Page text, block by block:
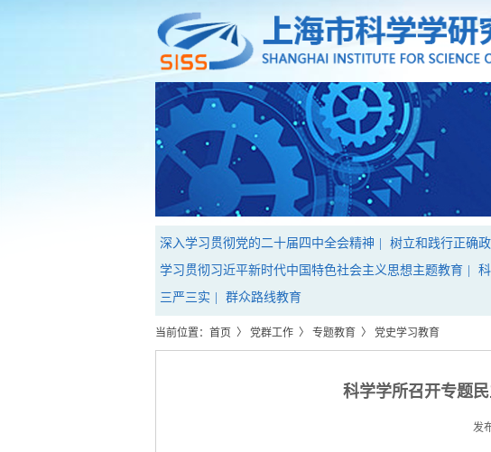
深入学习贯彻党的二十届四中全会精神 树立和践行正确
学习贯彻习近平新时代中国特色社会主义思想主题教育
三严三实
群众路线教育
当前位置： 首页 〉 党群工作 〉 专题教育 〉 党史学习教育
科学学所召开专题
发